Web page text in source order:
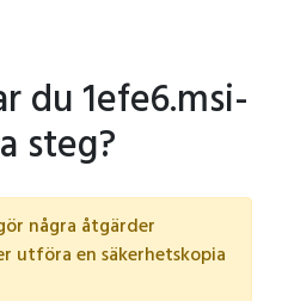
du 1efe6.msi-
steg?
några åtgärder
utföra en säkerhetskopia